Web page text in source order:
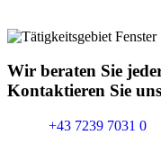
Wir beraten Sie
Kontaktieren Sie
+43 7239 7031 0